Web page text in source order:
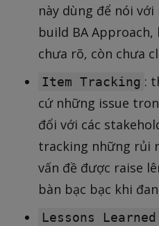
này dùng để nói
build BA
chưa rõ, còn chưa
Item Tracking :
cứ những issue
đổi với các
tracking những rủi
vấn đề được raise
bàn bạc bạc khi
Lessons Learned